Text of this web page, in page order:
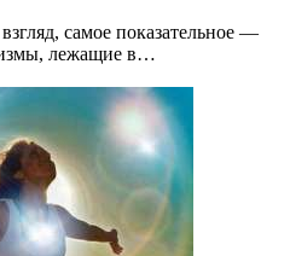
самое показательное —
лежащие в…